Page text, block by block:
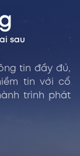
sau
tin đầy đủ,
tin với cổ
trình phát